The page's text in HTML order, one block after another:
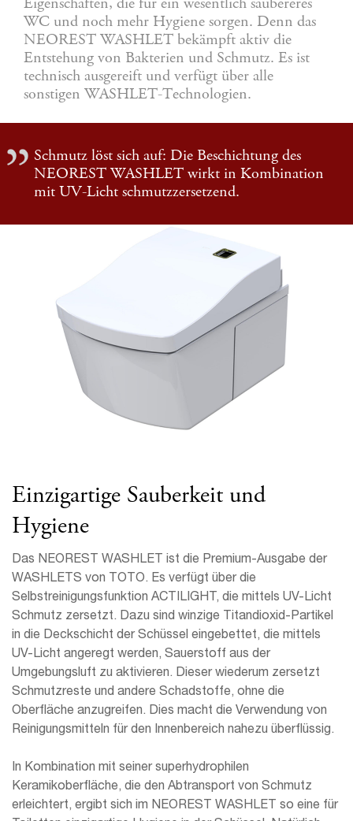
WC und noch mehr Hygiene sorgen. Denn das
NEOREST WASHLET bekämpft aktiv die
Entstehung von Bakterien und Schmutz. Es ist
technisch ausgereift und verfügt über alle
sonstigen WASHLET-Technologien.
Schmutz löst sich auf: Die Beschichtung des
NEOREST WASHLET wirkt in Kombination
mit UV-Licht schmutzzersetzend.
Einzigartige Sauberkeit und
Hygiene
Das NEOREST WASHLET ist die Premium-Ausgabe der
WASHLETS von TOTO. Es verfügt über die
Selbstreinigungsfunktion ACTILIGHT, die mittels UV-Licht
Schmutz zersetzt. Dazu sind winzige Titandioxid-Partikel
in die Deckschicht der Schüssel eingebettet, die mittels
UV-Licht angeregt werden, Sauerstoff aus der
Umgebungsluft zu aktivieren. Dieser wiederum zersetzt
Schmutzreste und andere Schadstoffe, ohne die
Oberfläche anzugreifen. Dies macht die Verwendung von
Reinigungsmitteln für den Innenbereich nahezu überflüssig.
In Kombination mit seiner superhydrophilen
Keramikoberfläche, die den Abtransport von Schmutz
erleichtert, ergibt sich im NEOREST WASHLET so eine für